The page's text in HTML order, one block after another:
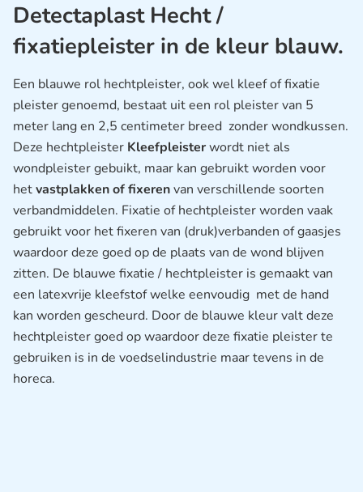
Detectaplast Hecht /
fixatiepleister in de kleur blauw.
Een blauwe rol hechtpleister, ook wel kleef of fixatie
pleister genoemd, bestaat uit een rol pleister van 5
meter lang en 2,5 centimeter breed zonder wondkussen.
Deze hechtpleister Kleefpleisterwordt niet als
wondpleister gebuikt, maar kan gebruikt worden voor
hetvastplakken of fixerenvan verschillende soorten
verbandmiddelen. Fixatie of hechtpleister worden vaak
gebruikt voor het fixeren van (druk)verbanden of gaasjes
waardoor deze goed op de plaats van de wond blijven
zitten. De blauwe fixatie / hechtpleister is gemaakt van
een latexvrije kleefstof welke eenvoudig met de hand
kan worden gescheurd. Door de blauwe kleur valt deze
hechtpleister goed op waardoor deze fixatie pleister te
gebruiken is in de voedselindustrie maar tevens in de
horeca.